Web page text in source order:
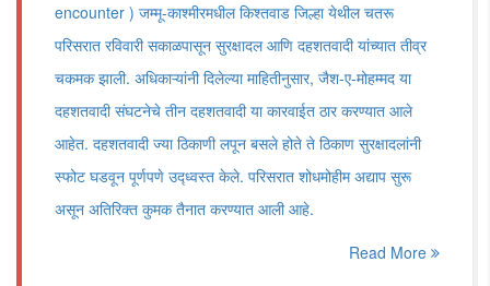
encounter ) जम्मू-काश्मीरमधील किश्तवाड जिल्हा येथील चतरू
परिसरात रविवारी सकाळपासून सुरक्षादल आणि दहशतवादी यांच्यात तीव्र
चकमक झाली. अधिकाऱ्यांनी दिलेल्या माहितीनुसार, जैश-ए-मोहम्मद या
दहशतवादी संघटनेचे तीन दहशतवादी या कारवाईत ठार करण्यात आले
आहेत. दहशतवादी ज्या ठिकाणी लपून बसले होते ते ठिकाण सुरक्षादलांनी
स्फोट घडवून पूर्णपणे उद्ध्वस्त केले. परिसरात शोधमोहीम अद्याप सुरू
असून अतिरिक्त कुमक तैनात करण्यात आली आहे.
Read More